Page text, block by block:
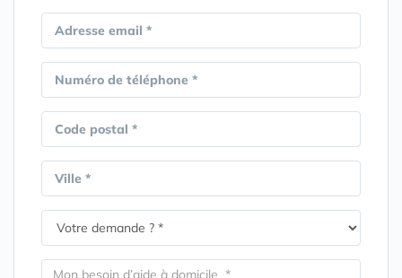
Adresse email *
Numéro de téléphone *
Code postal *
Ville *